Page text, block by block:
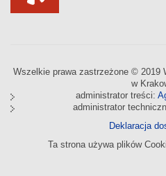
Wszelkie prawa zastrzeżone © 2019
w
administrator treści:
administrator
Deklaracja
Ta strona używa plików